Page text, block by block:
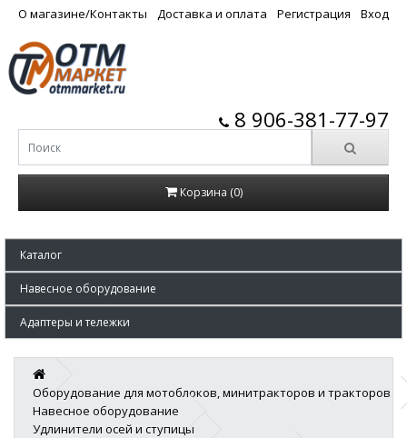
О магазине/Контакты Доставка и оплата Регистрация Вход
8 906-381-77-97
Корзина (0)
Каталог
Навесное оборудование
Адаптеры и тележки
Оборудование для мотоблоков, минитракторов и тракторов
Навесное оборудование
Удлинители осей и ступицы